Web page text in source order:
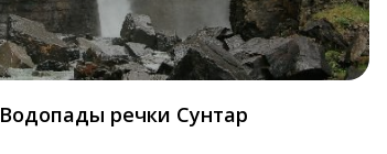
Водопады речки Сунтар